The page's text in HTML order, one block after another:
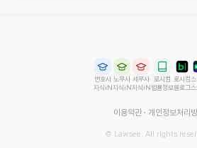
변호사
지식iN
노무사
지식iN
세무사
지식iN
로시컴
법률정보
로시컴
블로그
이용약관· 개인정보처리
© Lawsee. All rights